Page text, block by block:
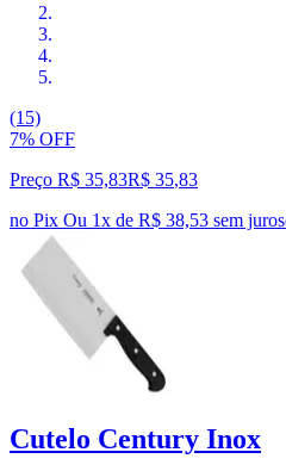
(15)
7% OFF
Preço R$ 35,83R$ 35,83
no Pix Ou 1x de R$ 38,53 sem juros
Cutelo Century Inox